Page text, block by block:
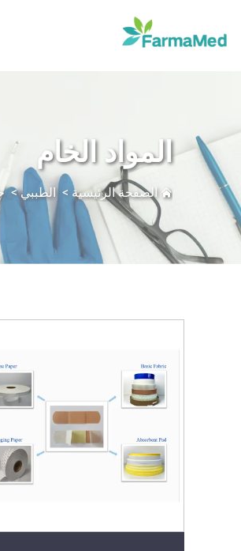
المواد الخام
الصفحة الرئيسية > الطببي>